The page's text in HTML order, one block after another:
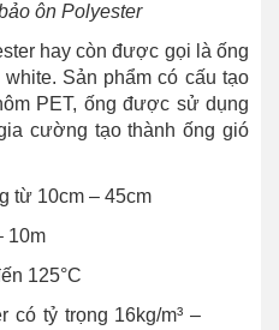
ôn Polyester
hay còn được gọi là ống
Sản phẩm có cấu tạo
PET, ống được sử dụng
cường tạo thành ống gió
từ 10cm – 45cm
10m
125°C
có tỷ trọng 16kg/m³ –